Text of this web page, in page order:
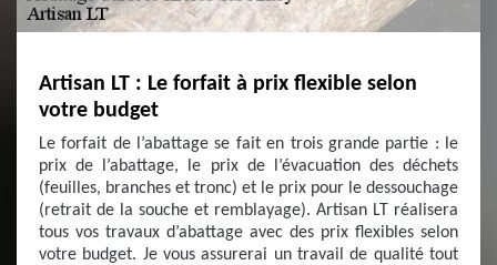
Artisan LT : Le forfait à prix flexible selon
votre budget
Le forfait de l’abattage se fait en trois grande partie : le
prix de l’abattage, le prix de l’évacuation des déchets
(feuilles, branches et tronc) et le prix pour le dessouchage
(retrait de la souche et remblayage). Artisan LT réalisera
tous vos travaux d’abattage avec des prix flexibles selon
votre budget. Je vous assurerai un travail de qualité tout